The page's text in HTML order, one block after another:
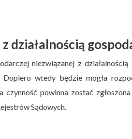
działalnością
niezwiązanej z
wtedy będzie mogła
powinna zostać
Sądowych.